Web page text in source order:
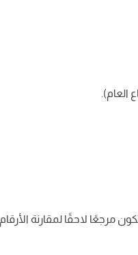
العام).
مرجعًا لاحقًا لمقارنة الأرقام